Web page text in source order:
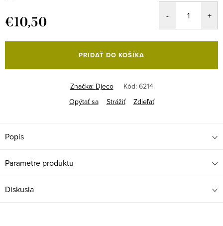
€10,50
cena:
PRIDAŤ DO KOŠÍKA
Značka: Djeco Kód: 6214
Opýtať sa
Strážiť Zdieľať
Popis
Parametre produktu
Diskusia